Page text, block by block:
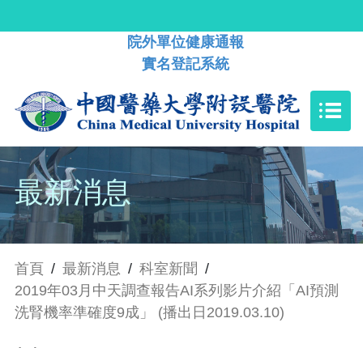
院外單位健康通報
實名登記系統
最新消息
首頁 / 最新消息 / 科室新聞 /
2019年03月中天調查報告AI系列影片介紹「AI預測
洗腎機率準確度9成」 (播出日2019.03.10)